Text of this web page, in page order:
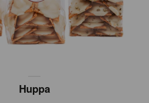
Huppa